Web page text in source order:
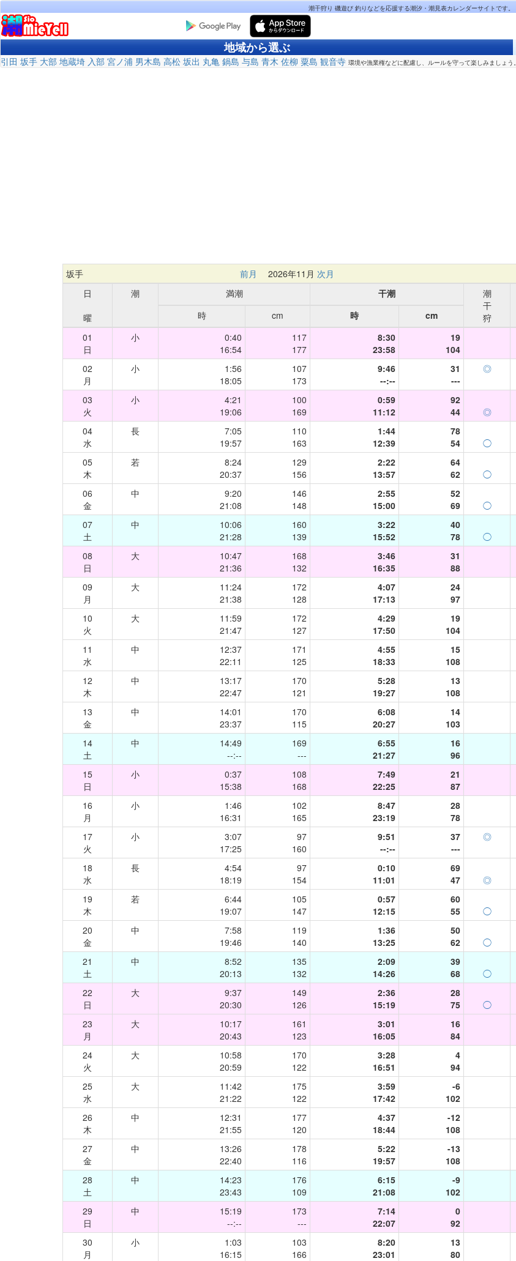
潮干狩り 磯遊び 釣りなどを応援する潮汐・潮見表カレンダーサイトです。
地域から選ぶ
引田 坂手 大部 地蔵埼 入部 宮ノ浦 男木島 高松 坂出 丸亀 鍋島 与島 青木 佐柳 粟島 観音寺 環境や漁業権などに配慮し、ルールを守って楽しみましょう。
坂手 前月 2026年11月 次月
日
曜
潮 満潮 干潮
潮
干
狩
時
cm 時
cm
01
日
小
0:40
16:54
117
177
8:30
23:58
19
104
02
月
小
1:56
18:05
107
173
9:46
--:--
31
---
◎
03
火
小
4:21
19:06
100
169
0:59
11:12
92
44
◎
04
水
長
7:05
19:57
110
163
1:44
12:39
78
54
◯
05
木
若
8:24
20:37
129
156
2:22
13:57
64
62
◯
06
金
中
9:20
21:08
146
148
2:55
15:00
52
69
◯
07
土
中
10:06
21:28
160
139
3:22
15:52
40
78
◯
08
日
大
10:47
21:36
168
132
3:46
16:35
31
88
09
月
大
11:24
21:38
172
128
4:07
17:13
24
97
10
火
大
11:59
21:47
172
127
4:29
17:50
19
104
11
水
中
12:37
22:11
171
125
4:55
18:33
15
108
12
木
中
13:17
22:47
170
121
5:28
19:27
13
108
13
金
中
14:01
23:37
170
115
6:08
20:27
14
103
14
土
中
14:49
--:--
169
---
6:55
21:27
16
96
15
日
小
0:37
15:38
108
168
7:49
22:25
21
87
16
月
小
1:46
16:31
102
165
8:47
23:19
28
78
17
火
小
3:07
17:25
97
160
9:51
--:--
37
---
◎
18
水
長
4:54
18:19
97
154
0:10
11:01
69
47
◎
19
木
若
6:44
19:07
105
147
0:57
12:15
60
55
◯
20
金
中
7:58
19:46
119
140
1:36
13:25
50
62
◯
21
土
中
8:52
20:13
135
132
2:09
14:26
39
68
◯
22
日
大
9:37
20:30
149
126
2:36
15:19
28
75
◯
23
月
大
10:17
20:43
161
123
3:01
16:05
16
84
24
火
大
10:58
20:59
170
122
3:28
16:51
4
94
25
水
大
11:42
21:22
175
122
3:59
17:42
-6
102
26
木
中
12:31
21:55
177
120
4:37
18:44
-12
108
27
金
中
13:26
22:40
178
116
5:22
19:57
-13
108
28
土
中
14:23
23:43
176
109
6:15
21:08
-9
102
29
日
中
15:19
--:--
173
---
7:14
22:07
0
92
30
月
小
1:03
16:15
103
166
8:20
23:01
13
80